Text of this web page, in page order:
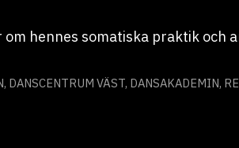
hennes somatiska praktik och
VÄST, DANSAKADEMIN,